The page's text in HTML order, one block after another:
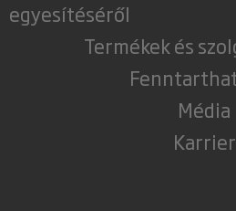
egyesítéséről
Termékek és
Média
Karrier